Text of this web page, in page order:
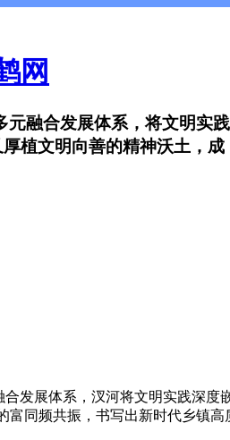
网
融合发展体系，将文明实
植文明向善的精神沃土，成
发展体系，汊河将文明实践深度
同频共振，书写出新时代乡镇高